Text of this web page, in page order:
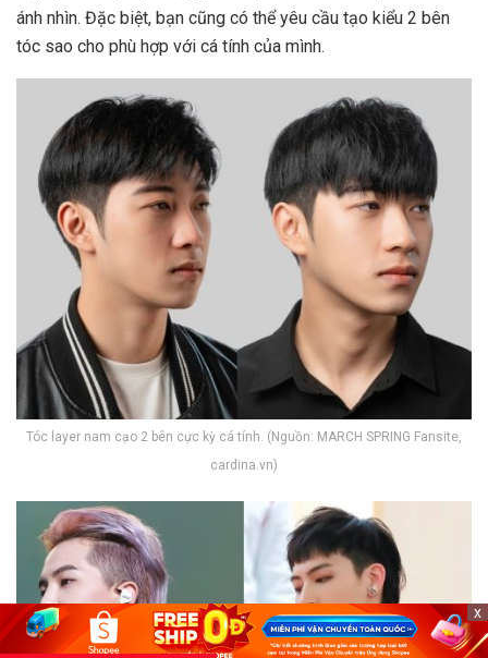
ánh nhìn. Đặc biệt, bạn cũng có thể yêu cầu tạo kiểu 2 bên
tóc sao cho phù hợp với cá tính của mình.
Tóc layer nam cạo 2 bên cực kỳ cá tính. (Nguồn: MARCH SPRING Fansite,
cardina.vn)
x